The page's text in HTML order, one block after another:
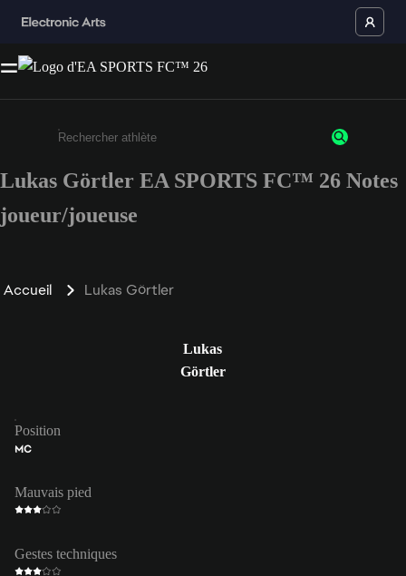
Saisissez au moins 3 caractères ou chiffres.
Lukas Görtler EA SPORTS FC™ 26 Notes
joueur/joueuse
Accueil Lukas Görtler
Lukas
Görtler
Position
MC
Mauvais pied
Gestes techniques